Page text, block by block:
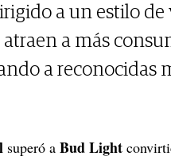
a un estilo
atraen a más
a reconocidas
superó a Bud Light